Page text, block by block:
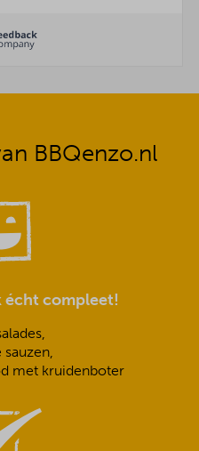
BBQenzo.nl
écht compleet!
sauzen,
met kruidenboter